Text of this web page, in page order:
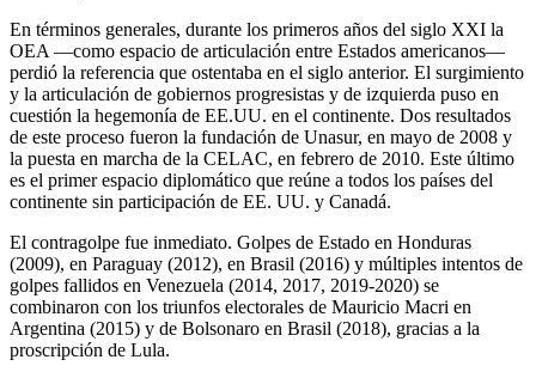
En términos generales, durante los primeros años del siglo XXI la
OEA —como espacio de articulación entre Estados americanos—
perdió la referencia que ostentaba en el siglo anterior. El surgimiento
y la articulación de gobiernos progresistas y de izquierda puso en
cuestión la hegemonía de EE.UU. en el continente. Dos resultados
de este proceso fueron la fundación de Unasur, en mayo de 2008 y
la puesta en marcha de la CELAC, en febrero de 2010. Este último
es el primer espacio diplomático que reúne a todos los países del
continente sin participación de EE. UU. y Canadá.
El contragolpe fue inmediato. Golpes de Estado en Honduras
(2009), en Paraguay (2012), en Brasil (2016) y múltiples intentos de
golpes fallidos en Venezuela (2014, 2017, 2019-2020) se
combinaron con los triunfos electorales de Mauricio Macri en
Argentina (2015) y de Bolsonaro en Brasil (2018), gracias a la
proscripción de Lula.